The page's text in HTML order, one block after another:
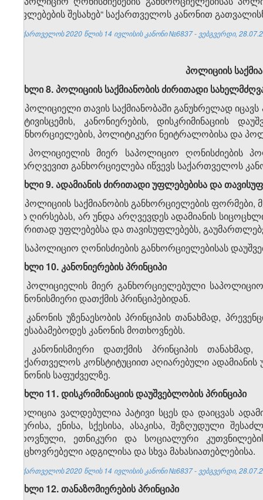
უფლებების შესახებ“ საქართველოს კანონით
საქართველოს 2020 წლის 14 ივლისის კანონი №6837 - ვებგვერდი,
პოლიციის
მუხლი 8. პოლიციის საქმიანობის ძირითადი
1. პოლიციელი თავის საქმიანობაში განუხრელად
პატივისცემის, კანონიერების, დისკრიმინაციის
განხორციელების, პოლიტიკური ნეიტრალობისა და
2. პოლიციელის მიერ საპოლიციო ღონისძიების
დარღვევით განხორციელება იწვევს საქართველოს
მუხლი 9. ადამიანის ძირითადი უფლებებისა და
1. პოლიციის საქმიანობის განხორციელების
და ღირსებას, არ უნდა არღვევდეს ადამიანის
ძირითად უფლებებსა და თავისუფლებებს,
2. საპოლიციო ღონისძიების განხორციელებისას
მუხლი 10. კანონიერების პრინციპი
1. პოლიციელის მიერ განხორციელებული
კანონისმიერი დათქმის პრინციპებიდან.
2. კანონის უზენაესობის პრინციპის თანახმად,
შეესაბამებოდეს კანონის მოთხოვნებს.
3. კანონისმიერი დათქმის პრინციპის
საქართველოს კონსტიტუციით აღიარებული
კანონის საფუძველზე.
მუხლი 11. დისკრიმინაციის დაუშვებლობის პრინციპი
პოლიცია ვალდებულია პატივი სცეს და დაიცვას
ფერისა, ენისა, სქესისა, ასაკისა, შეზღუდული
ეროვნული, ეთნიკური და სოციალური
საცხოვრებელი ადგილისა და სხვა მახასიათებლებისა.
საქართველოს 2020 წლის 14 ივლისის კანონი №6837 - ვებგვერდი,
მუხლი 12. თანაზომიერების პრინციპი